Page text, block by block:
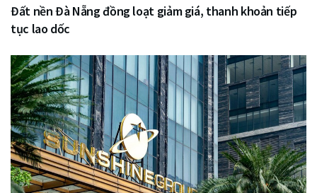
Đất nền Đà Nẵng đồng loạt giảm giá, thanh khoản tiếp
tục lao dốc